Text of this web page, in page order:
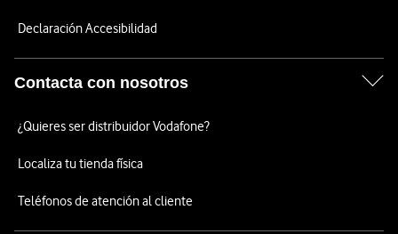
Declaración Accesibilidad
Contacta con nosotros
¿Quieres ser distribuidor Vodafone?
Localiza tu tienda física
Teléfonos de atención al cliente